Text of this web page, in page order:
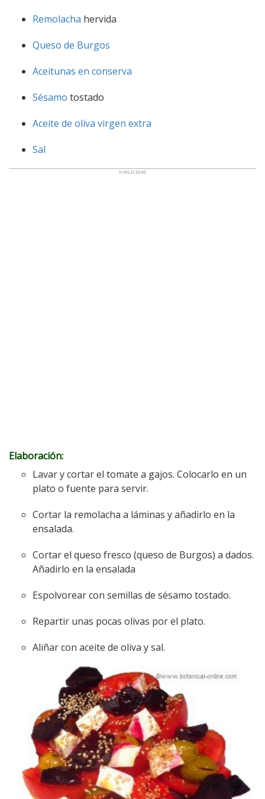
Remolacha hervida
Queso de Burgos
Aceitunas en conserva
Sésamo tostado
Aceite de oliva virgen extra
Sal
Elaboración:
Lavar y cortar el tomate a gajos. Colocarlo en un
plato o fuente para servir.
Cortar la remolacha a láminas y añadirlo en la
ensalada.
Cortar el queso fresco (queso de Burgos) a dados.
Añadirlo en la ensalada
Espolvorear con semillas de sésamo tostado.
Repartir unas pocas olivas por el plato.
Aliñar con aceite de oliva y sal.